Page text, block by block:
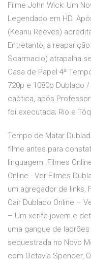
Filme John Wick: Um
Legendado em HD.
(Keanu Reeves)
Entretanto, a
Scarmacio) atrapalha
Casa de Papel 4ª
720p e 1080p Dublado
caótica, após
foi executada; Rio e
Tempo de Matar
filme antes para
linguagem. Filmes
Online - Ver Filmes
um agregador de links,
Cair Dublado Online –
– Um xerife jovem e
uma gangue de
sequestrada no Novo
com Octavia Spencer,